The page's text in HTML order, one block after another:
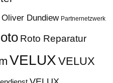
Oliver Dundiew Partnernetzwerk
Roto Reparatur
VELUX VELUX